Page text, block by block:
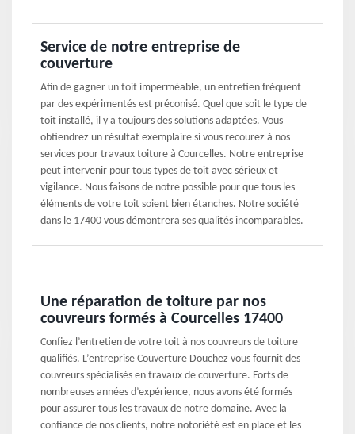
Service de notre entreprise de
couverture
Afin de gagner un toit imperméable, un entretien fréquent
par des expérimentés est préconisé. Quel que soit le type de
toit installé, il y a toujours des solutions adaptées. Vous
obtiendrez un résultat exemplaire si vous recourez à nos
services pour travaux toiture à Courcelles. Notre entreprise
peut intervenir pour tous types de toit avec sérieux et
vigilance. Nous faisons de notre possible pour que tous les
éléments de votre toit soient bien étanches. Notre société
dans le 17400 vous démontrera ses qualités incomparables.
Une réparation de toiture par nos
couvreurs formés à Courcelles 17400
Confiez l’entretien de votre toit à nos couvreurs de toiture
qualifiés. L’entreprise Couverture Douchez vous fournit des
couvreurs spécialisés en travaux de couverture. Forts de
nombreuses années d’expérience, nous avons été formés
pour assurer tous les travaux de notre domaine. Avec la
confiance de nos clients, notre notoriété est en place et les